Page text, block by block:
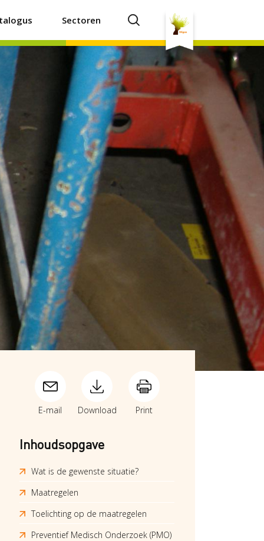
Sectoren
E-mail Download Print
Inhoudsopgave
Wat is de gewenste situatie?
Maatregelen
Toelichting op de maatregelen
Preventief Medisch Onderzoek (PMO)